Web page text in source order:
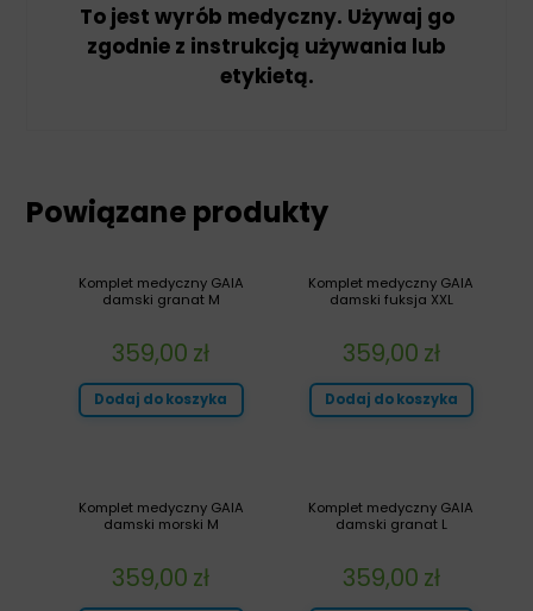
To jest wyrób medyczny. Używaj go
zgodnie z instrukcją używania lub
etykietą.
Powiązane produkty
Komplet medyczny GAIA
damski fuksja XXL
359,00 zł
Dodaj do koszyka
Komplet medyczny GAIA
damski granat M
359,00 zł
Dodaj do koszyka
Komplet medyczny GAIA
damski granat L
359,00 zł
Komplet medyczny GAIA
damski morski M
359,00 zł